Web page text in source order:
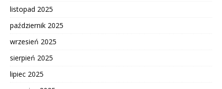
listopad 2025
październik 2025
wrzesień 2025
sierpień 2025
lipiec 2025